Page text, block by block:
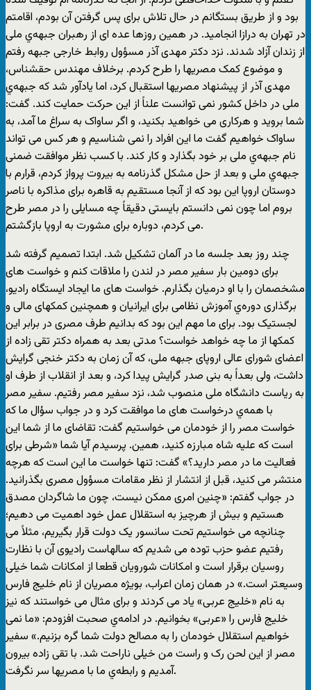
بود و از طریق بستگانم در حال تلاش برای پس گرفتن آن بودم، اقامتم
در تهران به درازا انجامید. در همین روزها عده ای از رهبران جبهه‌ي ملی
از زندان آزاد شدند. نزد دکتر مهدی آذر مسؤول روابط خارجی جبهه رفتم
و موضوع کمک مصریها را طرح کردم. برخلاف مهندس حقشناس،
مهدی آذر از پیشنهاد مصریها استقبال کرد، اما یادآور شد که جبهه‌ي
ملی در داخل کشور نمی توانست علناً از این حرکت حمایت کند. گفت:
شما بروید و هرکاری می خواهید بکنید، و اگر ساواک به سراغ ما آمد، به
ساواک خواهیم گفت ما این افراد را نمی شناسیم و هر کس می تواند
نام جبهه‌ي ملی بر خود بگذارد و کار کند. با کسب نظر موافقت ضمنی
جبهه‌ي ملی و بعد از حل مشکل گذرنامه به بیروت پرواز کردم، قرارم با
دوستان اروپا این بود که از آنجا مستقیم به قاهره برای مذاکره با ناصر
بروم اما چون نمی دانستم بایستی دقیقاً چه مسایلی را در مصر طرح
می کردم، دوباره برای مشورت به اروپا بازگشتم.
چند روز بعد جلسه ما در آلمان تشکیل شد. ابتدا تصمیم گرفته شد
برای دومین بار سفیر مصر در لندن را ملاقات کنم و خواست های
مشخصمان را با او درمیان بگذارم. خواست های ما ایجاد ایستگاه رادیو،
برگذاری دوره‌ي آموزش نظامی برای ایرانیان و همچنین کمکهای مالی و
لجستیک بود. برای ما مهم این بود که بدانیم طرف مصری در برابر این
کمکها از ما چه خواهد خواست؟ مدتی بعد به همراه دکتر تقی زاده از
اعضای شورای عالی اروپای جبهه ملی، که آن زمان به دکتر خنجی گرایش
داشت، ولی بعداً به بنی صدر گرایش پیدا کرد، و بعد از انقلاب از طرف او
به ریاست دانشگاه ملی منصوب شد، نزد سفیر مصر رفتیم. سفیر مصر
با همه‌ي درخواست های ما موافقت کرد و در جواب سؤال ما که
خواست مصر را از خودمان می خواستیم گفت: تقاضای ما از شما این
است که علیه شاه مبارزه کنید، همین. پرسیدم آیا شما «شرطی برای
فعالیت ما در مصر دارید؟» گفت: تنها خواست ما این است که هرچه
منتشر می کنید، قبل از انتشار از نظر مقامات مسؤول مصری بگذرانید.
در جواب گفتم: «چنین امری ممکن نیست، چون ما شاگردان مصدق
هستیم و بیش از هرچیز به استقلال عمل خود اهمیت می دهیم؛
چنانچه می خواستیم تحت سانسور یک دولت قرار بگیریم، مثلاً می
رفتیم عضو حزب توده می شدیم که سالهاست رادیوی آن با نظارت
روسیان برقرار است و امکانات شورویان قطعا از امکانات شما خیلی
وسیعتر است.» در همان زمان اعراب، بویژه مصریان از نام خلیج فارس
به نام «خلیج عربی» یاد می کردند و برای مثال می خواستند که نیز
خلیج فارس را «عربی» بخوانیم. در ادامه‌ي صحبت افزودم: «ما نمی
خواهیم استقلال خودمان را به مصالح دولت شما گره بزنیم.» سفیر
مصر از این لحن رک و راست من خیلی ناراحت شد. با تقی زاده بیرون
آمدیم و رابطه‌ي ما با مصریها سر نگرفت.